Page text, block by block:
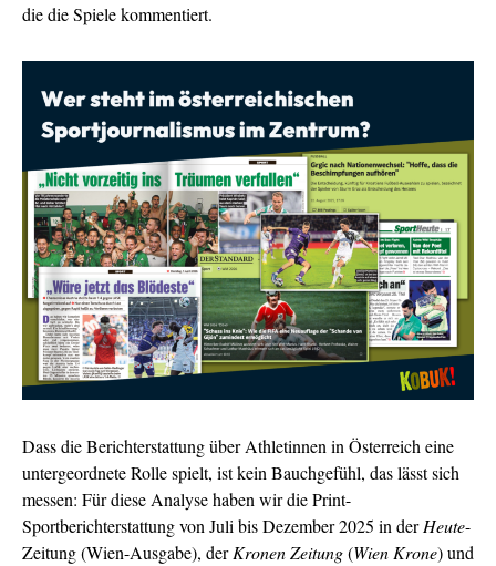
die die Spiele kommentiert.
Dass die Berichterstattung über Athletinnen in Österreich eine
untergeordnete Rolle spielt, ist kein Bauchgefühl, das lässt sich
messen: Für diese Analyse haben wir die Print-
Sportberichterstattung von Juli bis Dezember 2025 in derHeute-
Zeitung (Wien-Ausgabe), derKronen Zeitung(Wien Krone) und